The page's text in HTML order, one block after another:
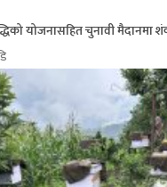
योजनासहित चुनावी मैदानमा